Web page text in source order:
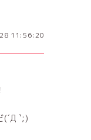
11:56:20
(´Д `;)